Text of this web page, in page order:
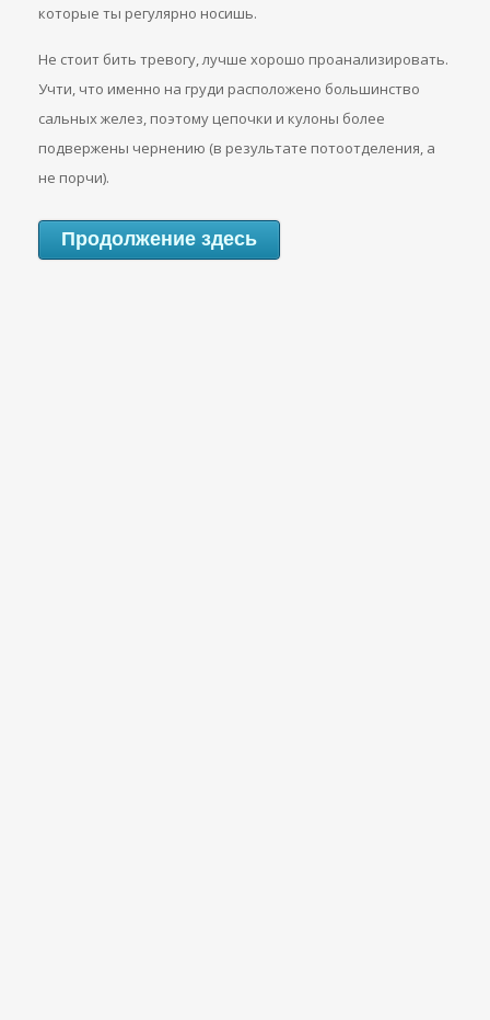
которые ты регулярно носишь.
Не стоит бить тревогу, лучше хорошо проанализировать.
Учти, что именно на груди расположено большинство
сальных желез, поэтому цепочки и кулоны более
подвержены чернению (в результате потоотделения, а
не порчи).
Продолжение здесь